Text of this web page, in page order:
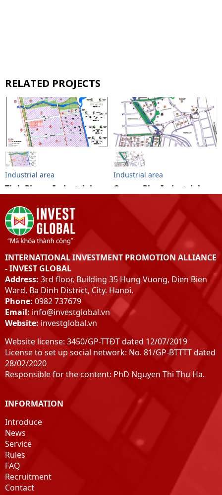
RELATED PROJECTS
Industrial area
Tinh Phong Industrial
Industrial area
Quang Phu Industrial
INTERNATIONAL INVESTMENT PROMOTION ALLIANCE
- INVEST GLOBAL
Address: 3rd floor, Building 35 Hung Vuong, Dien Bien
Ward, Ba Dinh District, City. Hanoi.
Phone: 0982 737679
Email: info@investglobal.vn
Website: investglobal.vn
Website license: 3450/GP-TTĐT dated 12/07/2019
License to set up social network: No. 81/GP-BTTTT dated
28/02/2020
Responsible for the content: PhD Nguyen Thi Thu Ha.
INFORMATION
Introduce
News
Service
Rules
FAQ
Recruitment
Contact